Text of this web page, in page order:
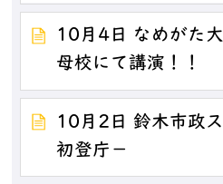
10月4日 なめがた
母校にて講演！！
10月2日 鈴木市政
初登庁－